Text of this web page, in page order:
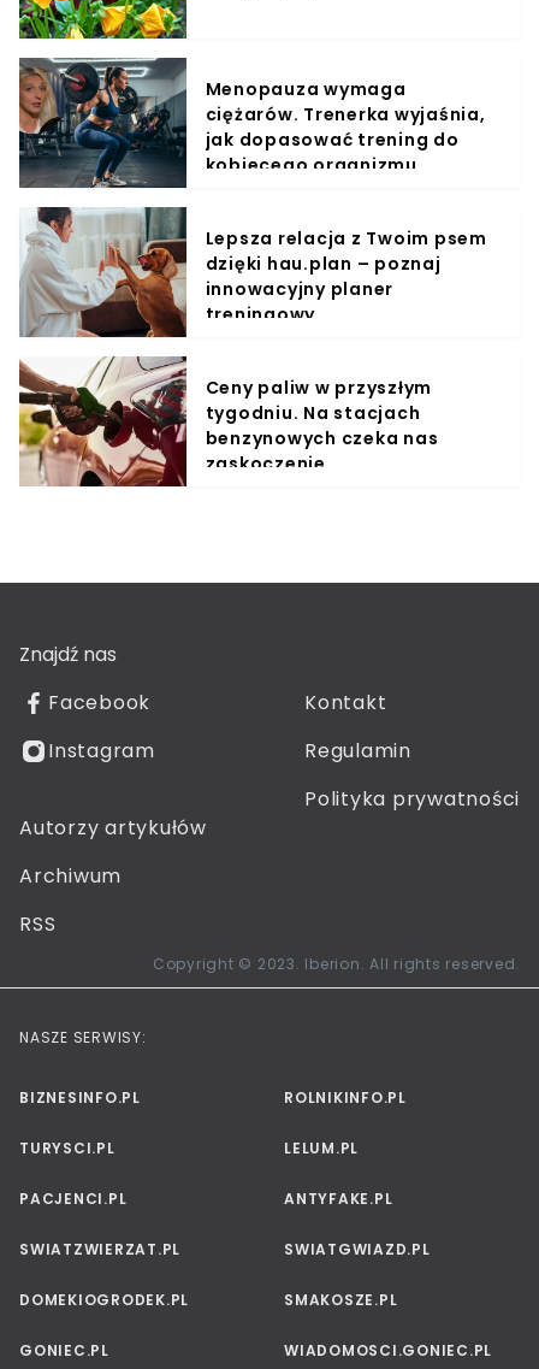
Menopauza wymaga
ciężarów. Trenerka wyjaśnia,
jak dopasować trening do
kobiecego organizmu
Lepsza relacja z Twoim psem
dzięki hau.plan – poznaj
innowacyjny planer
treningowy
Ceny paliw w przyszłym
tygodniu. Na stacjach
benzynowych czeka nas
zaskoczenie
Znajdź nas
Facebook
Instagram
Kontakt
Regulamin
Polityka prywatności
Autorzy artykułów
Archiwum
RSS
Copyright © 2023. Iberion. All rights reserved.
NASZE SERWISY:
BIZNESINFO.PL ROLNIKINFO.PL
TURYSCI.PL LELUM.PL
PACJENCI.PL ANTYFAKE.PL
SWIATZWIERZAT.PL SWIATGWIAZD.PL
DOMEKIOGRODEK.PL SMAKOSZE.PL
GONIEC.PL WIADOMOSCI.GONIEC.PL